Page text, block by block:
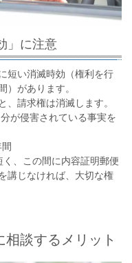
」に注意
短い消滅時効（権利を行
）があります。
、請求権は消滅します。
が侵害されている事実を
、この間に内容証明郵便
講じなければ、大切な権
談するメリット